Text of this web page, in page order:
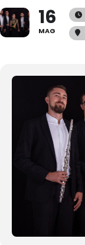
16
MAG